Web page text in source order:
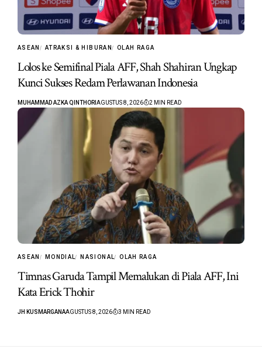
ASEAN ATRAKSI & HIBURAN OLAH RAGA
Lolos ke Semifinal Piala AFF, Shah Shahiran Ungkap
Kunci Sukses Redam Perlawanan Indonesia
MUHAMMAD AZKA QINTHORI AGUSTUS 8, 2026 2 MIN READ
ASEAN MONDIAL NASIONAL OLAH RAGA
Timnas Garuda Tampil Memalukan di Piala AFF, Ini
Kata Erick Thohir
JH KUSMARGANAAGUSTUS 8, 2026 3 MIN READ